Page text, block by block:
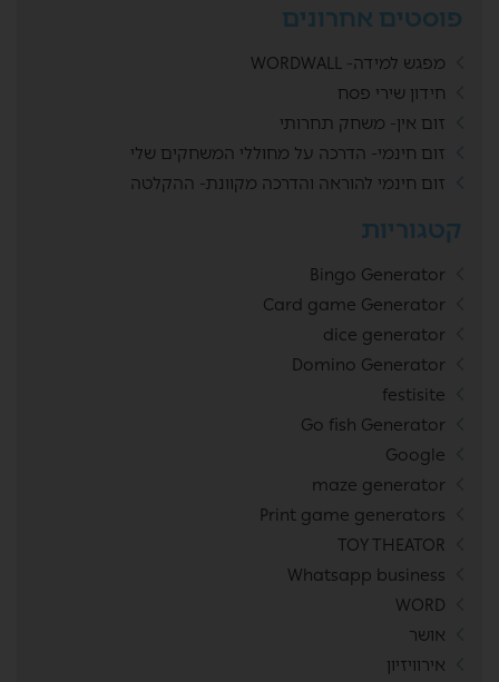
פוסטים אחרונים
מפגש למידה- WORDWALL
חידון שירי פסח
זום אין- משחק תחרותי
זום חינמי- הדרכה על מחוללי המשחקים שלי
זום חינמי להוראה והדרכה מקוונת- ההקלטה
קטגוריות
Bingo Generator
Card game Generator
dice generator
Domino Generator
festisite
Go fish Generator
Google
maze generator
Print game generators
TOY THEATOR
Whatsapp business
WORD
אושר
אירוויזיון